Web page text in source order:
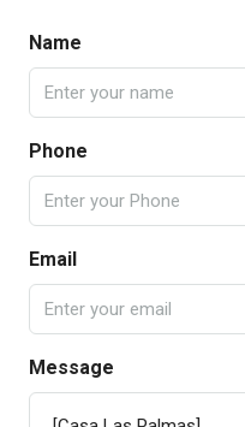
Name
Phone
Email
Message